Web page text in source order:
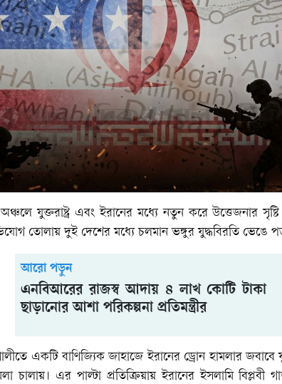
যুক্তরাষ্ট্র এবং ইরানের মধ্যে নতুন করে উত্তেজনার
তোলায় দুই দেশের মধ্যে চলমান ভঙ্গুর যুদ্ধবিরতি ভেঙে
আরো পড়ুন
এনবিআরের রাজস্ব আদায় ৪ লাখ কোটি টাকা
ছাড়ানোর আশা পরিকল্পনা প্রতিমন্ত্রীর
একটি বাণিজ্যিক জাহাজে ইরানের ড্রোন হামলার জবাবে
চালায়। এর পাল্টা প্রতিক্রিয়ায় ইরানের ইসলামি